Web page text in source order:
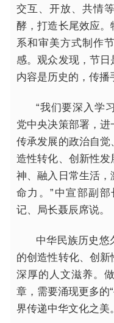
交互、开放、共情
酵，打造长尾效应
系和审美方式制作
感。观众发现，节日
内容是历史的，传播
“我们要深入学
党中央决策部署，
传承发展的政治自觉
造性转化、创新性
神、融入日常生活
命力。”中宣部副
记、局长聂辰席说。
中华民族历史悠
的创造性转化、创
深厚的人文滋养。
章，需要涌现更多的
界传递中华文化之美。